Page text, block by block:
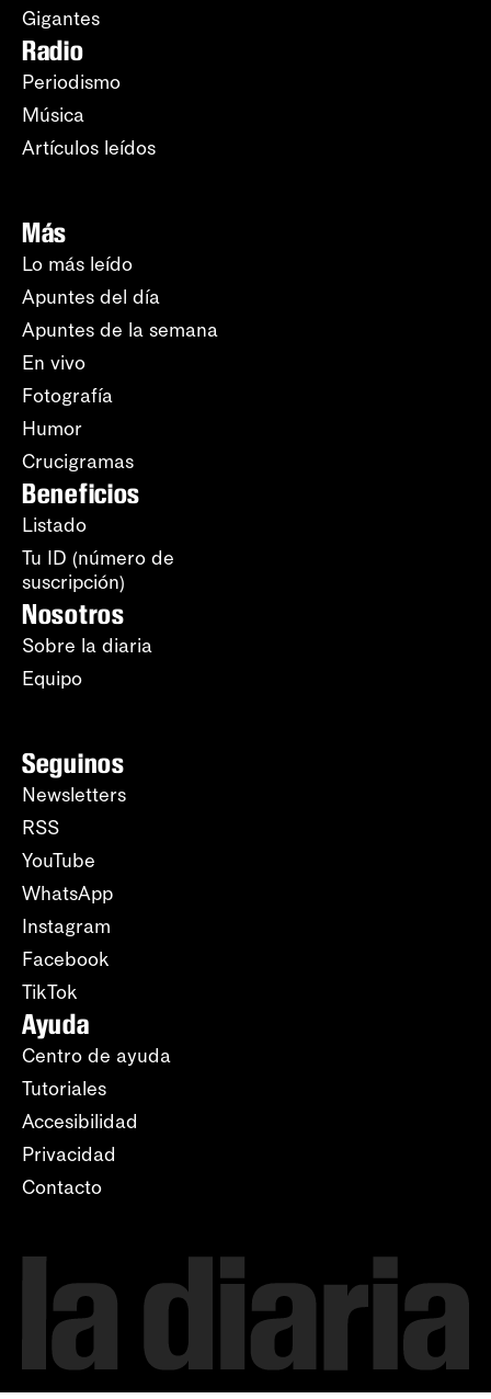
Gigantes
Radio
Periodismo
Música
Artículos leídos
Más
Lo más leído
Apuntes del día
Apuntes de la semana
En vivo
Fotografía
Humor
Crucigramas
Beneficios
Listado
Tu ID (número de
suscripción)
Nosotros
Sobre la diaria
Equipo
Seguinos
Newsletters
RSS
YouTube
WhatsApp
Instagram
Facebook
TikTok
Ayuda
Centro de ayuda
Tutoriales
Accesibilidad
Privacidad
Contacto